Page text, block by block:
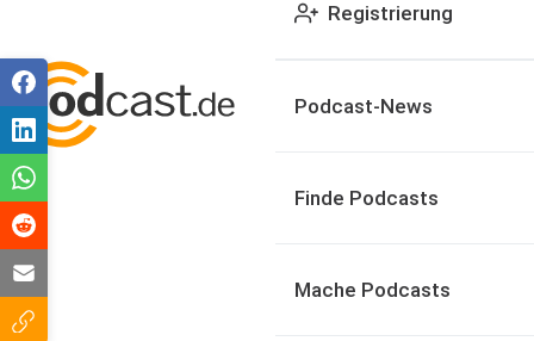
Registrierung
Podcast-News
Finde Podcasts
Mache Podcasts